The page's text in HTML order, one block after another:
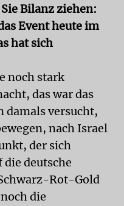
Bilanz ziehen:
Event heute im
hat sich
noch stark
das war das
damals versucht,
nach Israel
der sich
deutsche
Rot-Gold
die